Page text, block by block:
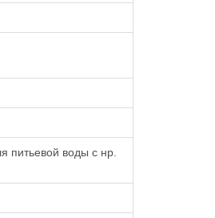
питьевой воды с нр.